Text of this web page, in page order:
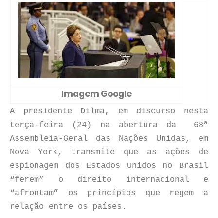
Imagem Google
A presidente Dilma, em discurso nesta
terça-feira (24) na abertura da 68ª
Assembleia-Geral das Nações Unidas, em
Nova York, transmite que as ações de
espionagem dos Estados Unidos no Brasil
“ferem” o direito internacional e
“afrontam” os princípios que regem a
relação entre os países.